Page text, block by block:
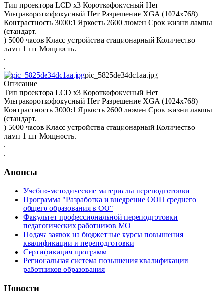
Тип проектора LCD x3 Короткофокусный Нет
Ультракороткофокусный Нет Разрешение XGA (1024x768)
Контрастность 3000:1 Яркость 2600 люмен Срок жизни лампы
(стандарт.
) 5000 часов Класс устройства стационарный Количество
ламп 1 шт Мощность.
.
.
pic_5825de34dc1aa.jpg
Описание
Тип проектора LCD x3 Короткофокусный Нет
Ультракороткофокусный Нет Разрешение XGA (1024x768)
Контрастность 3000:1 Яркость 2600 люмен Срок жизни лампы
(стандарт.
) 5000 часов Класс устройства стационарный Количество
ламп 1 шт Мощность.
.
.
Анонсы
Учебно-методические материалы переподготовки
Программа "Разработка и внедрение ООП среднего
общего образования в ОО"
Факультет профессиональной переподготовки
педагогических работников МО
Подача заявок на бюджетные курсы повышения
квалификации и переподготовки
Сертификация программ
Региональная система повышения квалификации
работников образования
Новости